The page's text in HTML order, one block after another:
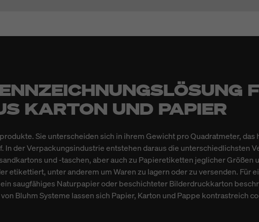
KARTON UND PAPIER
Sie unterscheiden sich in ihrem Gewicht pro Quadratmeter, das
In der Verpackungsindustrie entstehen daraus die unterschiedlichsten
und -taschen, aber auch zu Papieretiketten jeglicher Größen
etikettiert, unter anderem um Waren zu lagern oder zu versenden. Für
saugfähiges Naturpapier oder beschichteter Bilderdruckkarton
Bluhm Systeme lassen sich Papier, Karton und Pappe kontrastreich